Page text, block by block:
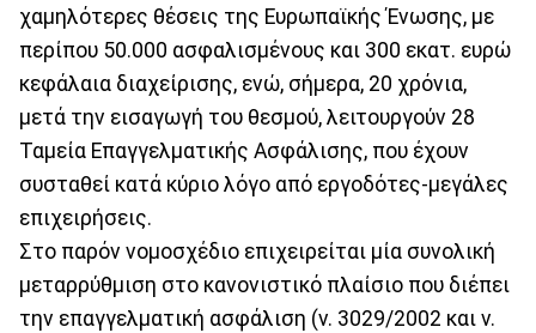
χαμηλότερες θέσεις της Ευρωπαϊκής Ένωσης, με
περίπου 50.000 ασφαλισμένους και 300 εκατ. ευρώ
κεφάλαια διαχείρισης, ενώ, σήμερα, 20 χρόνια,
μετά την εισαγωγή του θεσμού, λειτουργούν 28
Ταμεία Επαγγελματικής Ασφάλισης, που έχουν
συσταθεί κατά κύριο λόγο από εργοδότες-μεγάλες
επιχειρήσεις.
Στο παρόν νομοσχέδιο επιχειρείται μία συνολική
μεταρρύθμιση στο κανονιστικό πλαίσιο που διέπει
την επαγγελματική ασφάλιση (ν. 3029/2002 και ν.